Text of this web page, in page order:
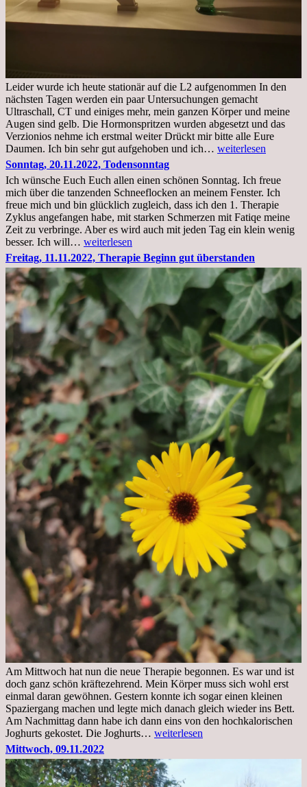
Leider wurde ich heute stationär auf die L2 aufgenommen In den
nächsten Tagen werden ein paar Untersuchungen gemacht
Ultraschall, CT und einiges mehr, mein ganzen Körper und meine
Augen sind gelb. Die Hormonspritzen wurden abgesetzt und das
Verzionios nehme ich erstmal weiter Drückt mir bitte alle Eure
Daumen. Ich bin sehr gut aufgehoben und ich… Mittwoch.
Krankenhaus
stationär
weiterlesen
Sonntag, 20.11.2022, Todensonntag
Ich wünsche Euch Euch allen einen schönen Sonntag. Ich freue
mich über die tanzenden Schneeflocken an meinem Fenster. Ich
freue mich und bin glücklich zugleich, dass ich den 1. Therapie
Zyklus angefangen habe, mit starken Schmerzen mit Fatiqe meine
Zeit zu verbringe. Aber es wird auch mit jeden Tag ein klein wenig
besser. Ich will… Sonntag,
20.11.2022,
Todensonntag
weiterlesen
Freitag, 11.11.2022, Therapie Beginn gut überstanden
Am Mittwoch hat nun die neue Therapie begonnen. Es war und ist
doch ganz schön kräftezehrend. Mein Körper muss sich wohl erst
einmal daran gewöhnen. Gestern konnte ich sogar einen kleinen
Spaziergang machen und legte mich danach gleich wieder ins Bett.
Am Nachmittag dann habe ich dann eins von den hochkalorischen
Joghurts gekostet. Die Joghurts… Freitag,
Therapie
Beginn
gut
weiterlesen
Mittwoch, 09.11.2022